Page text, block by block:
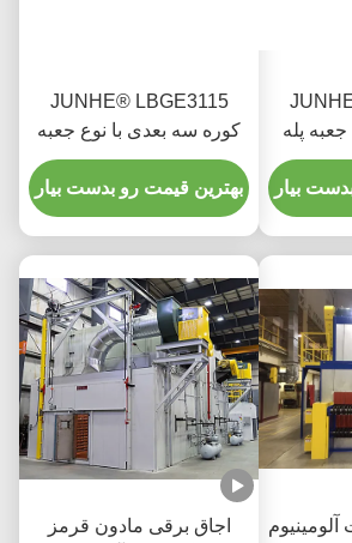
پله
بیار
JUNHE® LBGE3115
کوره سه بعدی با نوع جعبه
قدم
بهترین قیمت رو بدست بیار
اجاق برقی مادون قرمز